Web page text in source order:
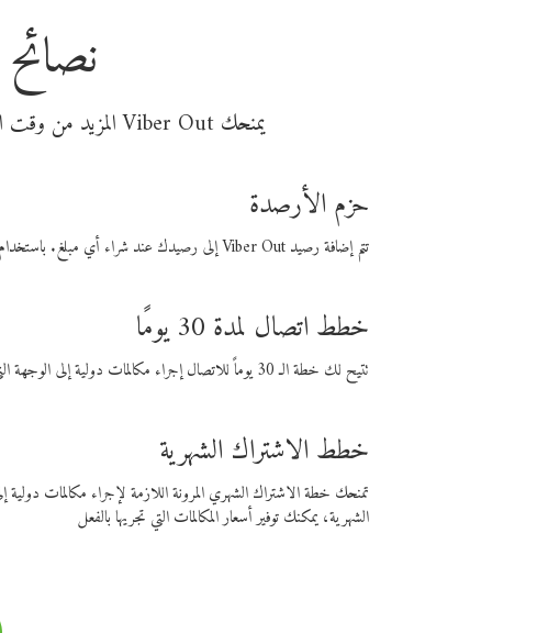
يمنحك Viber Out المزيد من وقت المكالمة مقابل تكلفة أقل من المال. اختر من أحد خيارات الاتصال المرنة ذات السعر المنخفض:
حزم الأرصدة
تتم إضافة رصيد Viber Out إلى رصيدك عند شراء أي مبلغ. باستخدام رصيدك، يمكنك إجراء مكالمات إلى أي رقم في العالم بأسعار فايبر المنخفضة.
خطط اتصال لمدة 30 يومًا
تتيح لك خطة الـ 30 يوماً للاتصال إجراء مكالمات دولية إلى الوجهة التي تختارها لمدة 30 يوماً بأسعار فايبر المنخفضة.
خطط الاشتراك الشهرية
تمنحك خطة الاشتراك الشهري المرونة اللازمة لإجراء مكالمات
الشهرية، يمكنك توفير أسعار المكالمات التي تجريها بالفعل